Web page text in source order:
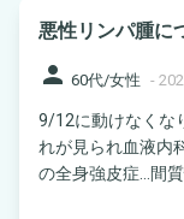
悪性リンパ腫に
person 60代/女性 -
9/12に動けなくな
れが見られ血液内
の全身強皮症…間質